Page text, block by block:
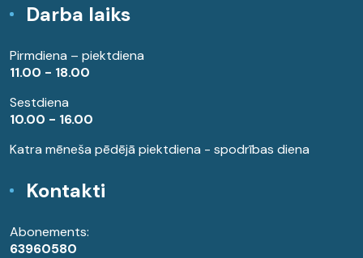
Darba laiks
Pirmdiena – piektdiena
11.00 - 18.00
Sestdiena
10.00 - 16.00
Katra mēneša pēdējā piektdiena - spodrības diena
Kontakti
Abonements:
63960580